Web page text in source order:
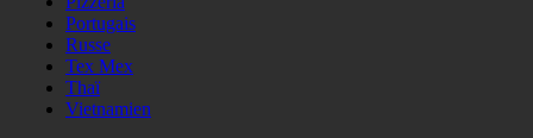
Portugais
Russe
Tex Mex
Thaï
Vietnamien